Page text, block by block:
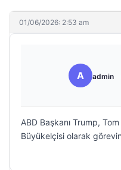
01/06/2026: 2:53 am
A admin
ABD Başkanı Trump,
Büyükelçisi olarak